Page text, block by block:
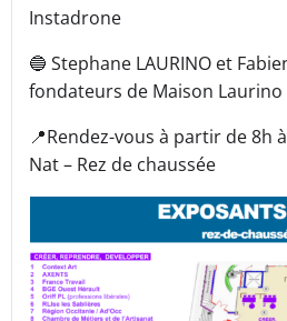
Instadrone
🔵 Stephane LAURINO et
fondateurs de Maison Laurino
📍Rendez-vous à partir de 8h
Nat – Rez de chaussée